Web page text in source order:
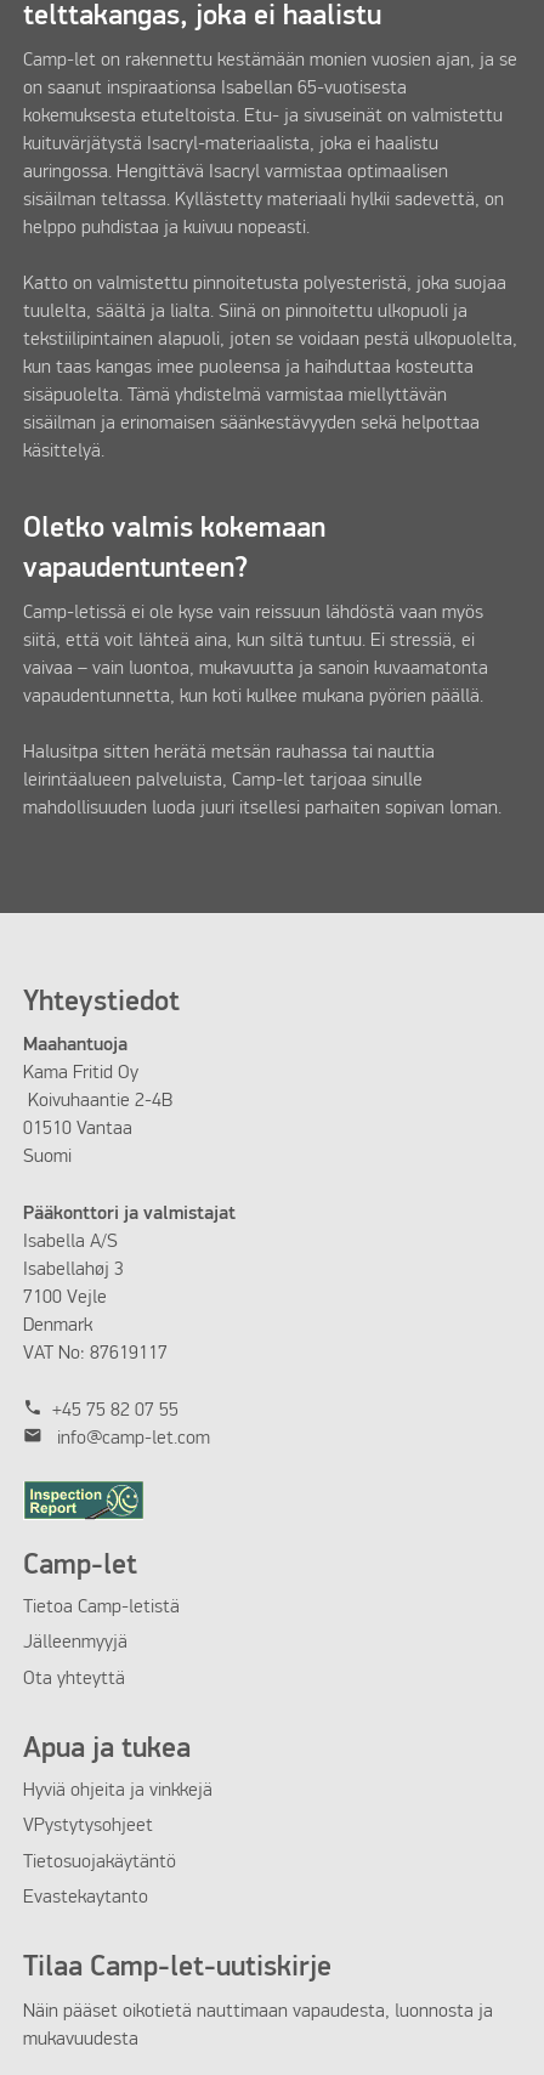
telttakangas, joka ei haalistu
Camp-let on rakennettu kestämään monien vuosien ajan, ja se
on saanut inspiraationsa Isabellan 65-vuotisesta
kokemuksesta etuteltoista. Etu- ja sivuseinät on valmistettu
kuituvärjätystä Isacryl-materiaalista, joka ei haalistu
auringossa. Hengittävä Isacryl varmistaa optimaalisen
sisäilman teltassa. Kyllästetty materiaali hylkii sadevettä, on
helppo puhdistaa ja kuivuu nopeasti.
Katto on valmistettu pinnoitetusta polyesteristä, joka suojaa
tuulelta, säältä ja lialta. Siinä on pinnoitettu ulkopuoli ja
tekstiilipintainen alapuoli, joten se voidaan pestä ulkopuolelta,
kun taas kangas imee puoleensa ja haihduttaa kosteutta
sisäpuolelta. Tämä yhdistelmä varmistaa miellyttävän
sisäilman ja erinomaisen säänkestävyyden sekä helpottaa
käsittelyä.
Oletko valmis kokemaan
vapaudentunteen?
Camp-letissä ei ole kyse vain reissuun lähdöstä vaan myös
siitä, että voit lähteä aina, kun siltä tuntuu. Ei stressiä, ei
vaivaa – vain luontoa, mukavuutta ja sanoin kuvaamatonta
vapaudentunnetta, kun koti kulkee mukana pyörien päällä.
Halusitpa sitten herätä metsän rauhassa tai nauttia
leirintäalueen palveluista, Camp-let tarjoaa sinulle
mahdollisuuden luoda juuri itsellesi parhaiten sopivan loman.
Yhteystiedot
Maahantuoja
Kama Fritid Oy
Koivuhaantie 2-4B
01510 Vantaa
Suomi
Pääkonttori ja valmistajat
Isabella A/S
Isabellahøj 3
7100 Vejle
Denmark
VAT No: 87619117
phone +45 75 82 07 55
mail info@camp-let.com
Camp-let
Tietoa Camp-letistä
Jälleenmyyjä
Ota yhteyttä
Apua ja tukea
Hyviä ohjeita ja vinkkejä
VPystytysohjeet
Tietosuojakäytäntö
Evastekaytanto
Tilaa Camp-let-uutiskirje
Näin pääset oikotietä nauttimaan vapaudesta, luonnosta ja
mukavuudesta